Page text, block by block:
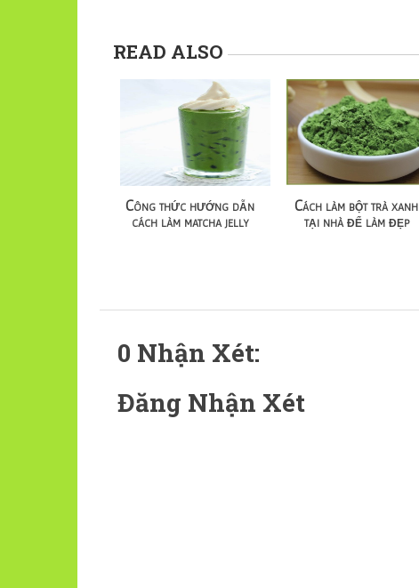
READ ALSO
Công thức hướng dẫn
cách làm matcha jelly
Cách làm bột trà xanh
tại nhà để làm đẹp
0 Nhận Xét:
Đăng Nhận Xét